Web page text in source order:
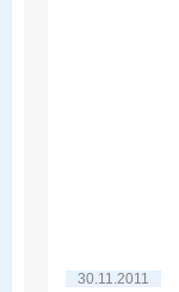
30.11.2011